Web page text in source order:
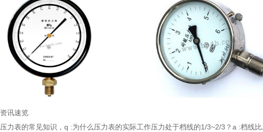
资讯速览
压力表的常见知识 ，q :为什么压力表的实际工作压力处于档线的1/3~2/3？a :档线